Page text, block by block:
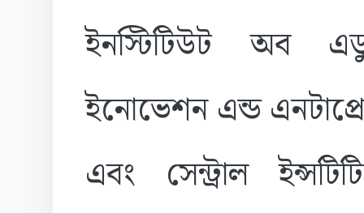
ইনস্টিটিউট অব
ইনোভেশন এন্ড
এবং সেন্ট্রাল